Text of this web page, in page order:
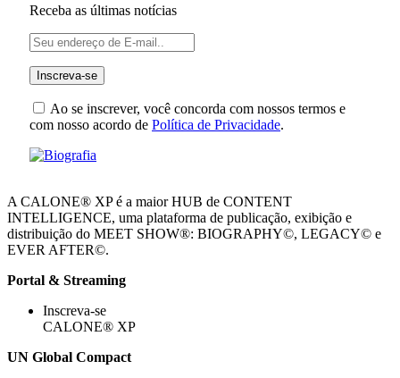
Receba as últimas notícias
Ao se inscrever, você concorda com nossos termos e
com nosso acordo de Política de Privacidade.
A CALONE® XP é a maior HUB de CONTENT
INTELLIGENCE, uma plataforma de publicação, exibição e
distribuição do MEET SHOW®: BIOGRAPHY©, LEGACY© e
EVER AFTER©.
Portal & Streaming
Inscreva-se
CALONE® XP
UN Global Compact